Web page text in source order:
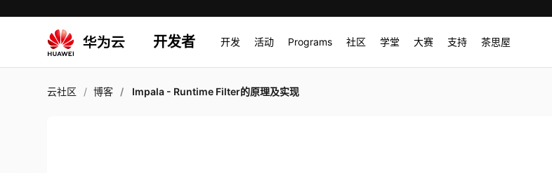
开发者 开发 活动 Programs 社区 学堂 大赛 支持 茶思屋
云社区 博客 Impala - Runtime Filter的原理及实现